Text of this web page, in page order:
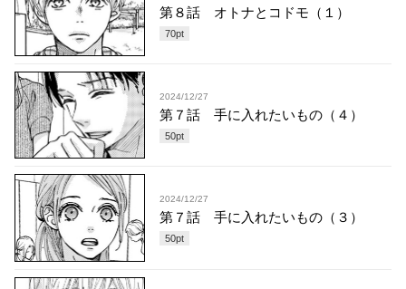
第８話 オトナとコドモ（１）
70pt
2024/12/27
第７話 手に入れたいもの（４）
50pt
2024/12/27
第７話 手に入れたいもの（３）
50pt